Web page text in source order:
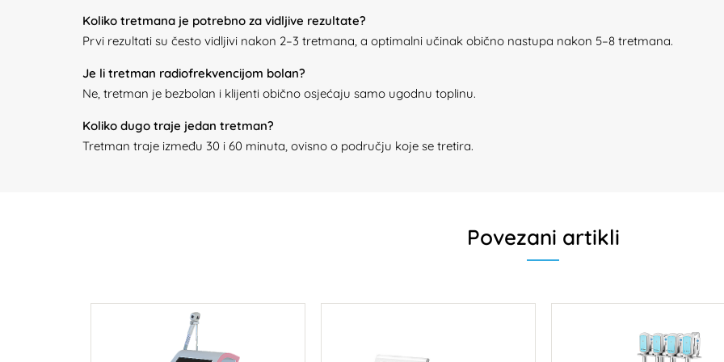
Koliko tretmana je potrebno za vidljive rezultate?
Prvi rezultati su često vidljivi nakon 2–3 tretmana, a optimalni učinak obično nastupa nakon 5–8 tretmana.
Je li tretman radiofrekvencijom bolan?
Ne, tretman je bezbolan i klijenti obično osjećaju samo ugodnu toplinu.
Koliko dugo traje jedan tretman?
Tretman traje između 30 i 60 minuta, ovisno o području koje se tretira.
Povezani artikli